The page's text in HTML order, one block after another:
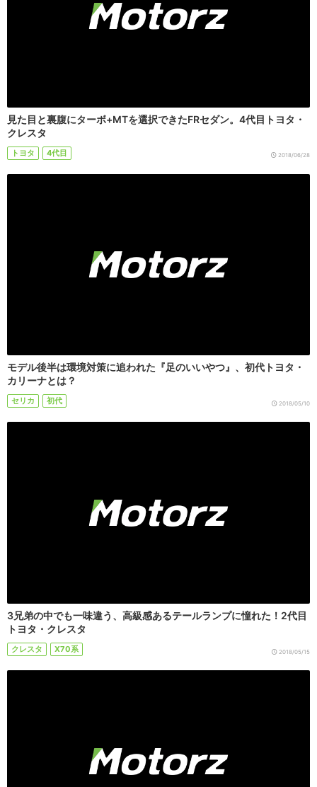
見た目と裏腹にターボ+MTを選択できたFRセダン。4代目トヨタ・
クレスタ
トヨタ 4代目 2018/06/28
モデル後半は環境対策に追われた『足のいいやつ』、初代トヨタ・
カリーナとは？
セリカ 初代 2018/05/10
3兄弟の中でも一味違う、高級感あるテールランプに憧れた！2代目
トヨタ・クレスタ
クレスタ X70系 2018/05/15